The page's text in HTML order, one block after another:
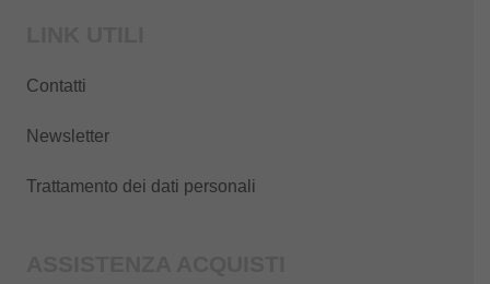
Contatti
Newsletter
Trattamento dei dati personali